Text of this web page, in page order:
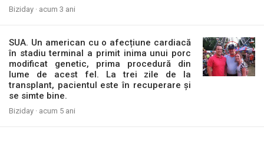
Biziday · acum 3 ani
SUA. Un american cu o afecțiune cardiacă
în stadiu terminal a primit inima unui porc
modificat genetic, prima procedură din
lume de acest fel. La trei zile de la
transplant, pacientul este în recuperare și
se simte bine.
Biziday · acum 5 ani